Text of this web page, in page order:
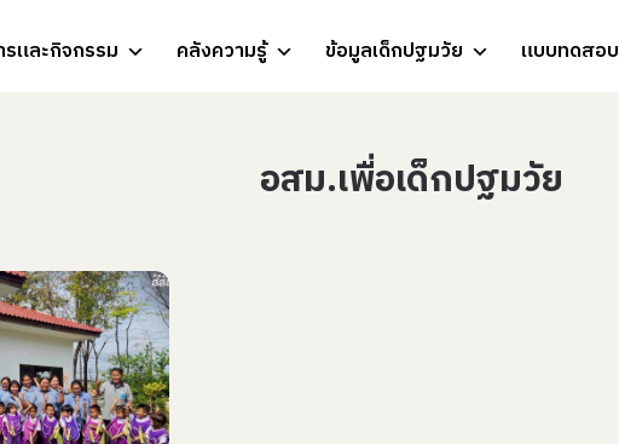
รและกิจกรรม คลังความรู้ ข้อมูลเด็กปฐมวัย แบบทดสอบ
อสม.เพื่อเด็กปฐมวัย